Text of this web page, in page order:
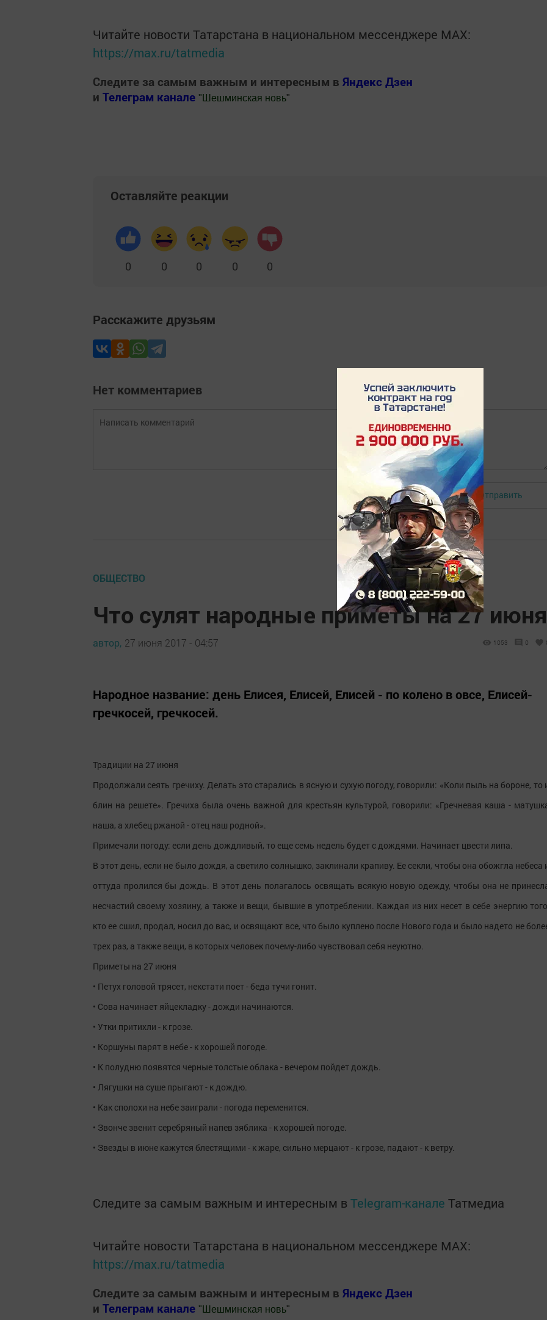
Читайте новости Татарстана в национальном мессенджере MАХ:
https://max.ru/tatmedia
Следите за самым важным и интересным в Яндекс Дзен
и Телеграм канале " Шешминская новь"
Оставляйте реакции
0 0 0 0 0
Расскажите друзьям
Нет комментариев
Авторизоваться Отправить
ОБЩЕСТВО
Что сулят народные приметы на 27 июня
автор, 27 июня 2017 - 04:57 1053 0
Народное название: день Елисея, Елисей, Елисей - по колено в овсе, Елисей-
гречкосей, гречкосей.
Традиции на 27 июня
Продолжали сеять гречиху. Делать это старались в ясную и сухую погоду, говорили: «Коли пыль на бороне, то
блин на решете». Гречиха была очень важной для крестьян культурой, говорили: «Гречневая каша -
наша, а хлебец ржаной - отец наш родной».
Примечали погоду: если день дождливый, то еще семь недель будет с дождями. Начинает цвести липа.
В этот день, если не было дождя, а светило солнышко, заклинали крапиву. Ее секли, чтобы она обожгла небеса
оттуда пролился бы дождь. В этот день полагалось освящать всякую новую одежду, чтобы она не
несчастий своему хозяину, а также и вещи, бывшие в употреблении. Каждая из них несет в себе энергию
кто ее сшил, продал, носил до вас, и освящают все, что было куплено после Нового года и было надето не
трех раз, а также вещи, в которых человек почему-либо чувствовал себя неуютно.
Приметы на 27 июня
• Петух головой трясет, некстати поет - беда тучи гонит.
• Сова начинает яйцекладку - дожди начинаются.
• Утки притихли - к грозе.
• Коршуны парят в небе - к хорошей погоде.
• К полудню появятся черные толстые облака - вечером пойдет дождь.
• Лягушки на суше прыгают - к дождю.
• Как сполохи на небе заиграли - погода переменится.
• Звонче звенит серебряный напев зяблика - к хорошей погоде.
• Звезды в июне кажутся блестящими - к жаре, сильно мерцают - к грозе, падают - к ветру.
Следите за самым важным и интересным в Telegram-канале Татмедиа
Читайте новости Татарстана в национальном мессенджере MАХ:
https://max.ru/tatmedia
Следите за самым важным и интересным в Яндекс Дзен
и Телеграм канале " Шешминская новь"